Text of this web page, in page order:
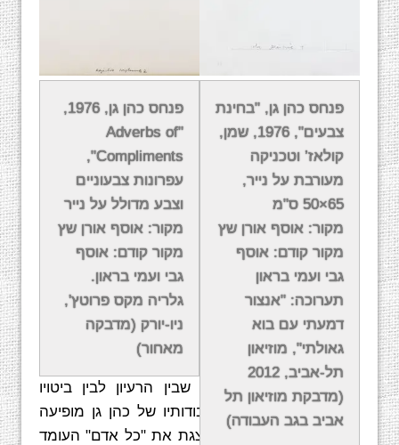
פנחס כהן גן, "בחינת
צבעים", 1976, שמן,
קולאז’ וטכניקה
מעורבת על נייר,
65×50 ס"מ
מקור: אוסף אורן שץ
מקור קודם: אוסף
גבי ועמי בראון
תערוכה: "אנצור
דמעתי עם בוא
גאולתי", מוזיאון
תל-אביב, 2012
(מדבקת מוזיאון תל
אביב בגב העבודה)
פנחס כהן גן, 1976,
"Adverbs of
Compliments",
עפרונות צבעוניים
וצבע מדולל על נייר
מקור: אוסף אורן שץ
מקור קודם: אוסף
גבי ועמי בראון.
גלריה מקס פרוטץ',
ניו-יורק (מדבקה
מאחור)
בעבודותיו אלו, כמו אחרות, התמודד עם סוגיות של
שייכות, ניתוק תרבותי, זרות וניסיונות השתלבות
עקרים בנוף, תוך עיסוק גלוי בשאלות פוליטיות
וחברתיות. עיקר היצירה בפעולות היה הפעולה
עצמה, והרישומים שליווי אותן היו רק תוצר משנה.
על תקופה זו אמר כהן גן: "כן הציור שלי היה פני
כדור הארץ".
באמצע שנות השבעים, בתקופה בה שהה בארצות
הברית, חל מפנה בעבודתו, והיא הפכה למסורתית
יותר. על תקופה זו אמר כהן גן כי אינו מעוניין
להתרכז באיכותה הגרפית של יצירת האמנות, כי אם
בניסיון ל"צמצום המרחק שבין הרעיון לבין ביטויו
החזותי". בחלק גדול מעבודותיו של כהן גן מופיעה
דמות אדם סכמטית המייצגת את "כל אדם" העומד